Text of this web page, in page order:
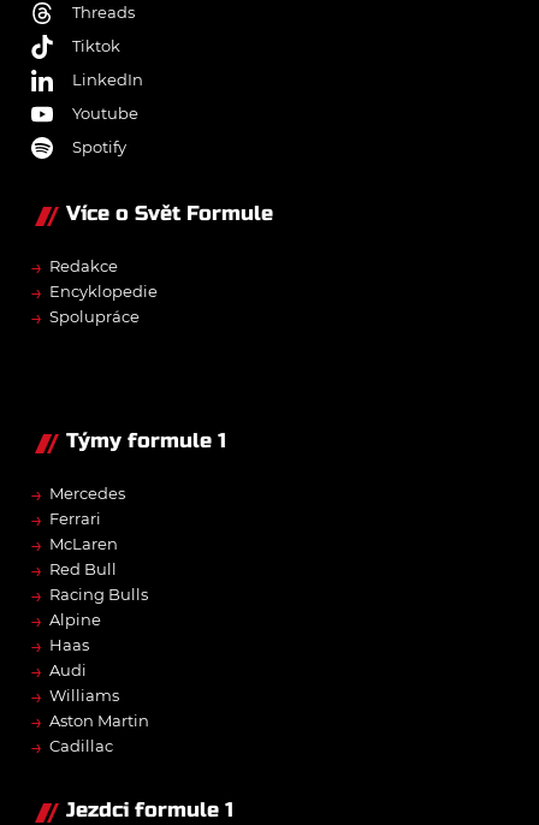
Threads
Tiktok
LinkedIn
Youtube
Spotify
Více o Svět Formule
→ Redakce
→ Encyklopedie
→ Spolupráce
Týmy formule 1
→ Mercedes
→ Ferrari
→ McLaren
→ Red Bull
→ Racing Bulls
→ Alpine
→ Haas
→ Audi
→ Williams
→ Aston Martin
→ Cadillac
Jezdci formule 1